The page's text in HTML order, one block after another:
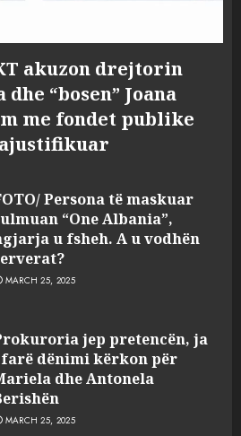
akuzon drejtorin
“bosen” Joana
me fondet publike
Persona të maskuar
“One Albania”,
u fsheh. A u vodhën
MARCH 25, 2025
jep pretencën, ja
dënimi kërkon për
dhe Antonela
MARCH 25, 2025